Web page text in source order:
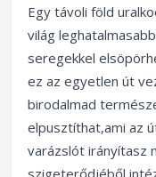
Egy távoli föld
világ
seregekkel
ez az egyetlen út
birodalmad
elpusztíthat,ami az
varázslót irányítasz
szigeterődjéből